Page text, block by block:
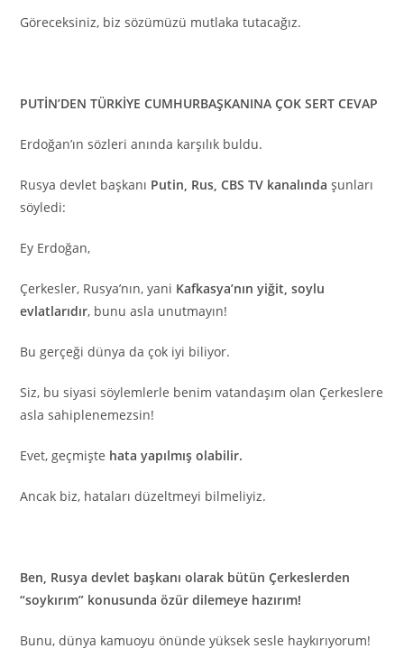
Göreceksiniz, biz sözümüzü mutlaka tutacağız.
PUTİN’DEN TÜRKİYE CUMHURBAŞKANINA ÇOK SERT CEVAP
Erdoğan’ın sözleri anında karşılık buldu.
Rusya devlet başkanı Putin, Rus, CBS TV kanalında şunları
söyledi:
Ey Erdoğan,
Çerkesler, Rusya’nın, yani Kafkasya’nın yiğit, soylu
evlatlarıdır, bunu asla unutmayın!
Bu gerçeği dünya da çok iyi biliyor.
Siz, bu siyasi söylemlerle benim vatandaşım olan Çerkeslere
asla sahiplenemezsin!
Evet, geçmişte hata yapılmış olabilir.
Ancak biz, hataları düzeltmeyi bilmeliyiz.
Ben, Rusya devlet başkanı olarak bütün Çerkeslerden
“soykırım” konusunda özür dilemeye hazırım!
Bunu, dünya kamuoyu önünde yüksek sesle haykırıyorum!